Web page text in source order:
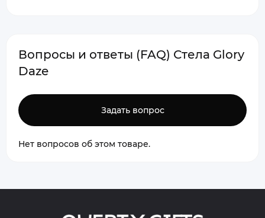
Вопросы и ответы (FAQ) Стела Glory
Daze
Задать вопрос
Нет вопросов об этом товаре.